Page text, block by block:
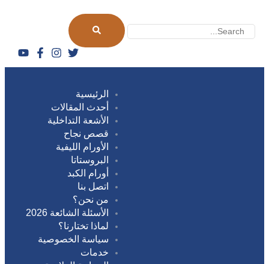
الرئيسية
أحدث المقالات
الأشعة التداخلية
قصص نجاح
الأورام الليفية
البروستاتا
أورام الكبد
اتصل بنا
من نحن؟
الأسئلة الشائعة 2026
لماذا تختارنا؟
سياسة الخصوصية
خدمات